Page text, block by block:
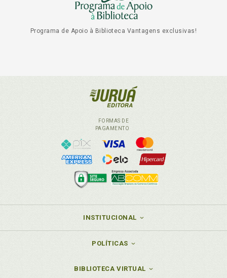
Programa de Apoio à Biblioteca Vantagens exclusivas!
FORMAS DE
PAGAMENTO
INSTITUCIONAL
POLÍTICAS
BIBLIOTECA VIRTUAL